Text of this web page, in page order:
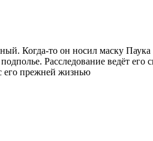
Когда-то он носил маску Паука
Расследование ведёт
его прежней жизнью